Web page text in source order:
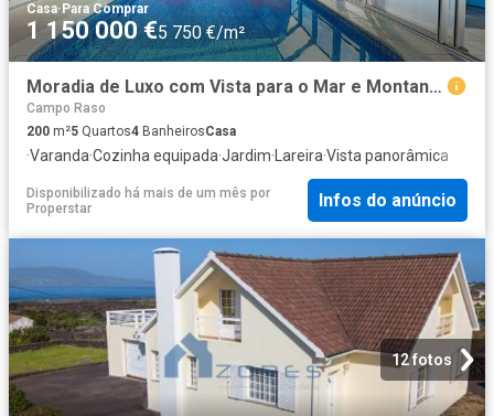
Casa· Para Comprar
1 150 000 €5 750 €/m²
Moradia de Luxo com Vista para o Mar e Montanha do Pico
Campo Raso
200 m²5 Quartos4 BanheirosCasa
·Varanda·Cozinha equipada·Jardim· Lareira·Vista panorâmica
Disponibilizado há mais de um mês por
Properstar
Infos do anúncio
12 fotos